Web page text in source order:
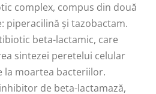
complex, compus din două
piperacilină și tazobactam.
beta-lactamic, care
sintezei peretelui celular
la moartea bacteriilor.
de beta-lactamază,